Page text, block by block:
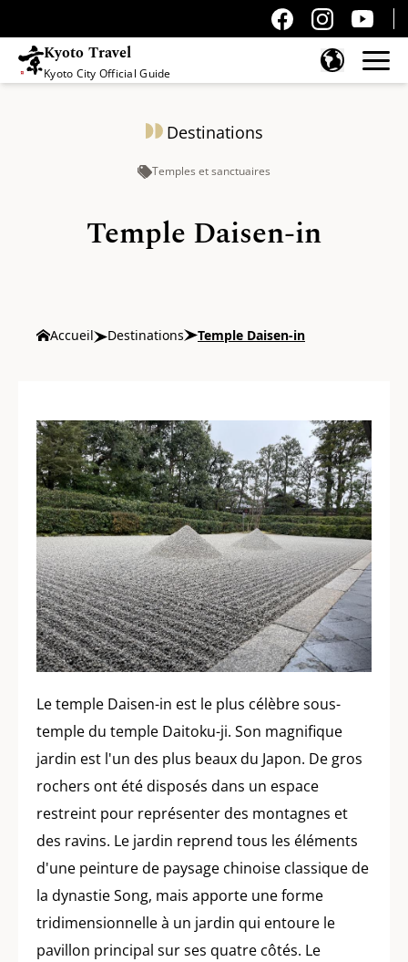
Kyoto Travel
Kyoto City Official Guide
Destinations
Temples et sanctuaires
Temple Daisen-in
Accueil Destinations Temple Daisen-in
Le temple Daisen-in est le plus célèbre sous-
temple du temple Daitoku-ji. Son magnifique
jardin est l'un des plus beaux du Japon. De gros
rochers ont été disposés dans un espace
restreint pour représenter des montagnes et
des ravins. Le jardin reprend tous les éléments
d'une peinture de paysage chinoise classique de
la dynastie Song, mais apporte une forme
tridimensionnelle à un jardin qui entoure le
pavillon principal sur ses quatre côtés. Le